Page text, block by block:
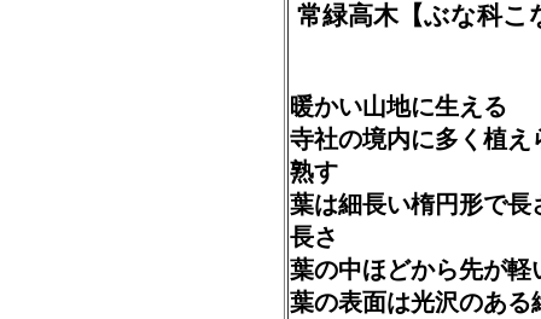
常緑高木【ぶな科
暖かい山地に生える
寺社の境内に多く植
熟す
葉は細長い楕円形で
長さ
葉の中ほどから先が
葉の表面は光沢のあ